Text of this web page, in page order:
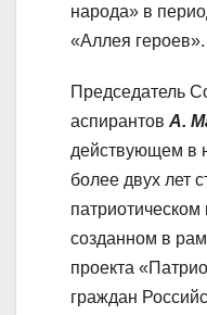
народа» в
«Аллея героев».
Председатель
аспирантов А.
действующем в
более двух лет
созданном в
проекта
граждан